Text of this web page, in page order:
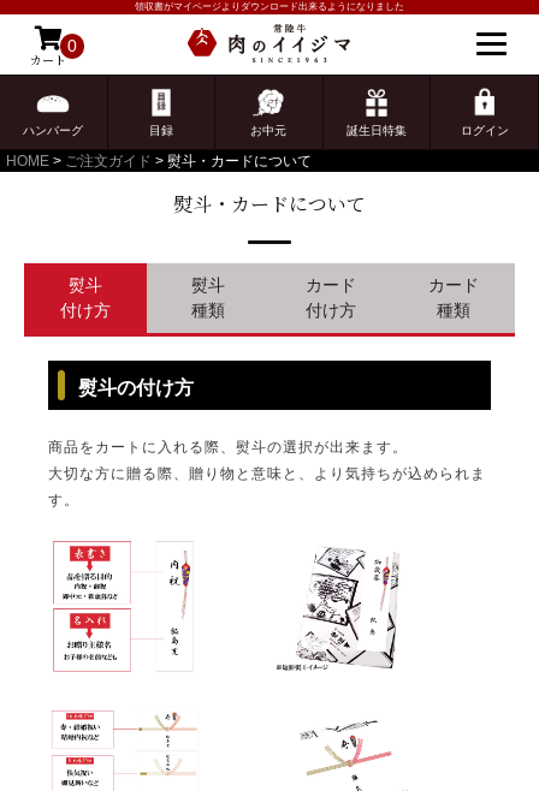
領収書がマイページよりダウンロード出来るようになりました
カート
0
ハンバーグ 目録 お中元 誕生日特集 ログイン
ゲスト 様こんにちは
ログイン
ご注文ガイド
熨斗・カードについて
HOME ご注文ガイド 熨斗・カードについて
熨斗
付け方
熨斗
種類
カード
付け方
カード
種類
熨斗の付け方
商品をカートに入れる際、熨斗の選択が出来ます。
大切な方に贈る際、贈り物と意味と、より気持ちが込められま
す。